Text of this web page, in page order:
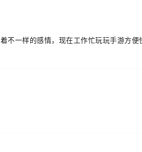
不一样的感情，现在工作忙玩玩手游方便